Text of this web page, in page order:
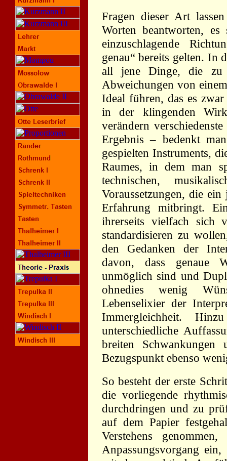
Fragen dieser Art
Worten beantworten,
einzuschlagende
genau“ bereits gelten. In
all jene Dinge, die zu
Abweichungen von
Ideal führen, das es
in der klingenden
verändern
Ergebnis – bedenkt
gespielten Instruments,
Raumes, in dem man
technischen,
Voraussetzungen, die
Erfahrung mitbringt.
ihrerseits vielfach sich
standardisieren zu
den Gedanken der
davon, dass genaue
unmöglich sind und
ohnedies wenig
Lebenselixier der
Immergleichheit.
unterschiedliche
breiten
Bezugspunkt ebenso
So besteht der erste
die vorliegende
durchdringen und zu
auf dem Papier
Verstehens
Anpassungsvorgang